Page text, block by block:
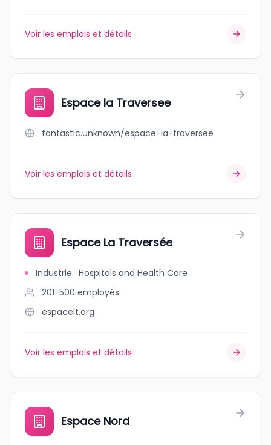
Voir les emplois et détails
Espace la Traversee
fantastic.unknown/espace-la-traversee
Voir les emplois et détails
Espace La Traversée
Industrie: Hospitals and Health Care
201-500 employés
espacelt.org
Voir les emplois et détails
Espace Nord